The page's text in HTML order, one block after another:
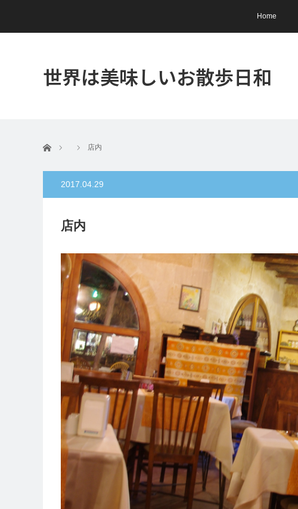
Home
世界は美味しいお散歩日和
ホーム 店内
2017.04.29
店内